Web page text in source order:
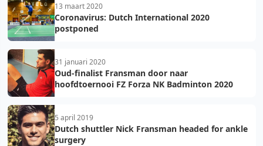
13 maart 2020
Coronavirus: Dutch International 2020
postponed
31 januari 2020
Oud-finalist Fransman door naar
hoofdtoernooi FZ Forza NK Badminton 2020
5 april 2019
Dutch shuttler Nick Fransman headed for ankle
surgery